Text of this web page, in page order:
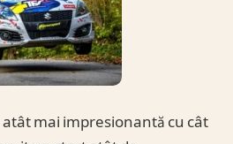
mai impresionantă cu cât